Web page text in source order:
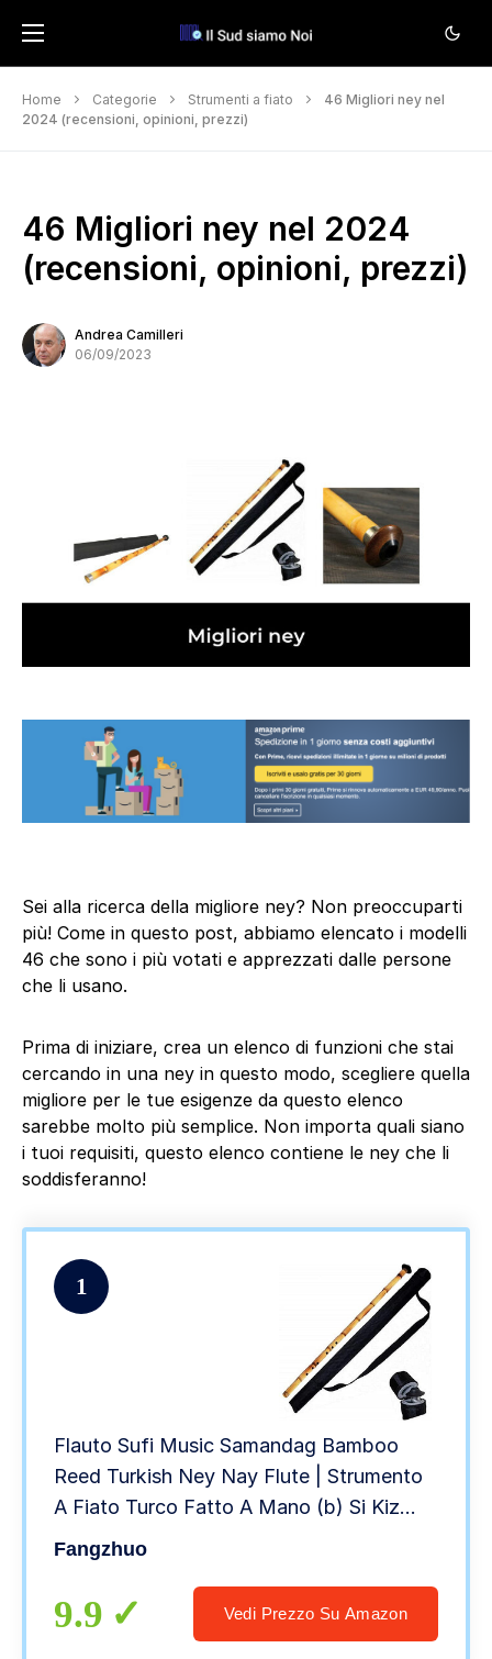
Home Categorie Strumenti a fiato
46 Migliori ney nel
2024 (recensioni, opinioni, prezzi)
46 Migliori ney nel 2024
(recensioni, opinioni, prezzi)
Andrea Camilleri
06/09/2023
Sei alla ricerca della migliore ney? Non preoccuparti
più! Come in questo post, abbiamo elencato i modelli
46 che sono i più votati e apprezzati dalle persone
che li usano.
Prima di iniziare, crea un elenco di funzioni che stai
cercando in una ney in questo modo, scegliere quella
migliore per le tue esigenze da questo elenco
sarebbe molto più semplice. Non importa quali siano
i tuoi requisiti, questo elenco contiene le ney che li
soddisferanno!
1
Flauto Sufi Music Samandag Bamboo
Reed Turkish Ney Nay Flute | Strumento
A Fiato Turco Fatto A Mano (b) Si Kiz
Ney + Custodia Rigida
Fangzhuo
9.9 Vedi Prezzo Su Amazon